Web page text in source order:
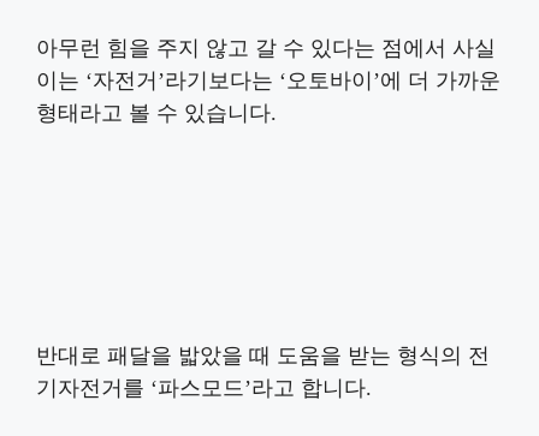
아무런 힘을 주지 않고 갈 수 있다는 점에서 사실
이는 ‘자전거’라기보다는 ‘오토바이’에 더 가까운
형태라고 볼 수 있습니다.
반대로 패달을 밟았을 때 도움을 받는 형식의 전
기자전거를 ‘파스모드’라고 합니다.